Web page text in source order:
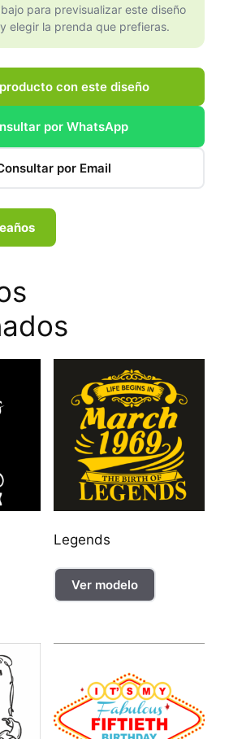
para previsualizar este diseño
elegir la prenda que prefieras.
con este diseño
por WhatsApp
por Email
Legends
Ver modelo